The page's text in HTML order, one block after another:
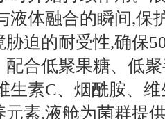
液体融合的瞬间,保
迫的耐受性,确保
配合低聚果糖、低
生素C、烟酰胺、
元素,液舱为菌群